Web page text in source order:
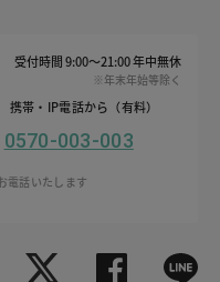
受付時間 9:00～21:00 年中無休
※年末年始等除く
携帯・IP電話から（有料）
0570-003-003
電話いたします